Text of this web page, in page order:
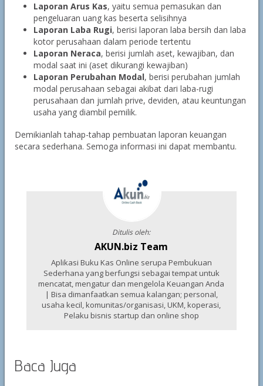
Laporan Arus Kas, yaitu semua pemasukan dan
pengeluaran uang kas beserta selisihnya
Laporan Laba Rugi, berisi laporan laba bersih dan laba
kotor perusahaan dalam periode tertentu
Laporan Neraca, berisi jumlah aset, kewajiban, dan
modal saat ini (aset dikurangi kewajiban)
Laporan Perubahan Modal, berisi perubahan jumlah
modal perusahaan sebagai akibat dari laba-rugi
perusahaan dan jumlah prive, deviden, atau keuntungan
usaha yang diambil pemilik.
Demikianlah tahap-tahap pembuatan laporan keuangan
secara sederhana. Semoga informasi ini dapat membantu.
Ditulis oleh:
AKUN.biz Team
Aplikasi Buku Kas Online serupa Pembukuan
Sederhana yang berfungsi sebagai tempat untuk
mencatat, mengatur dan mengelola Keuangan Anda
| Bisa dimanfaatkan semua kalangan; personal,
usaha kecil, komunitas/organisasi, UKM, koperasi,
Pelaku bisnis startup dan online shop
Baca Juga